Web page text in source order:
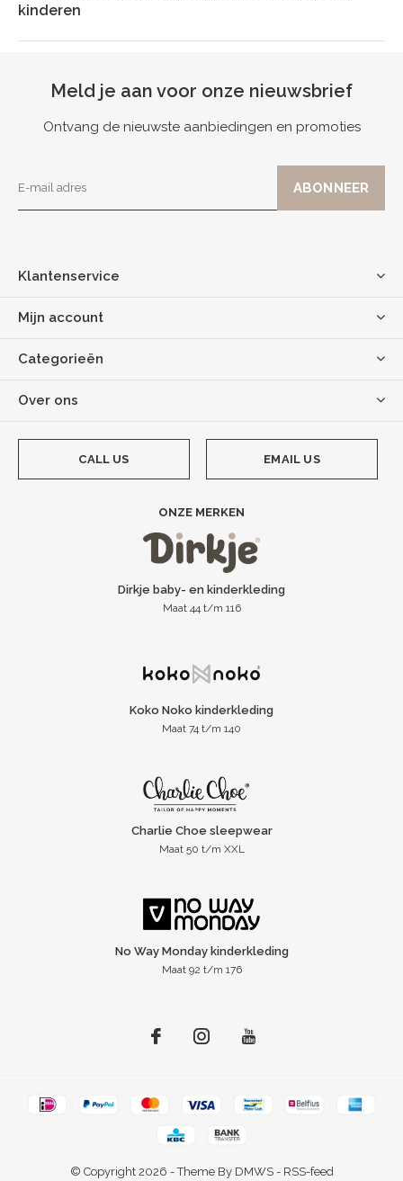
kinderen
Meld je aan voor onze nieuwsbrief
Ontvang de nieuwste aanbiedingen en promoties
Klantenservice
Mijn account
Categorieën
Over ons
CALL US EMAIL US
ONZE MERKEN
Dirkje baby- en kinderkleding
Maat 44 t/m 116
Koko Noko kinderkleding
Maat 74 t/m 140
Charlie Choe sleepwear
Maat 50 t/m XXL
No Way Monday kinderkleding
Maat 92 t/m 176
© Copyright 2026 - Theme By DMWS- RSS-feed